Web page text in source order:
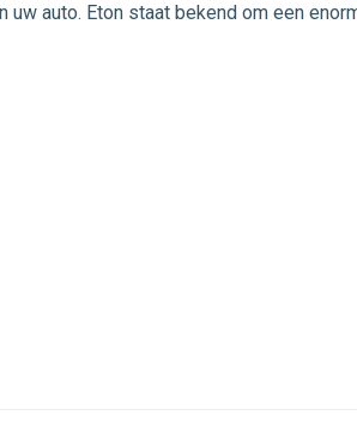
auto. Eton staat bekend om een